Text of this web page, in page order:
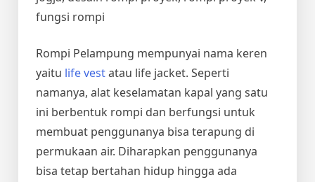
fungsi rompi
Rompi Pelampung mempunyai nama keren
yaitu life vestatau life jacket. Seperti
namanya, alat keselamatan kapal yang satu
ini berbentuk rompi dan berfungsi untuk
membuat penggunanya bisa terapung di
permukaan air. Diharapkan penggunanya
bisa tetap bertahan hidup hingga ada